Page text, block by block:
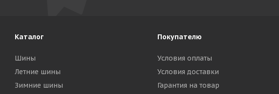
Каталог
Шины
Летние шины
Зимние шины
Покупателю
Условия оплаты
Условия доставки
Гарантия на товар